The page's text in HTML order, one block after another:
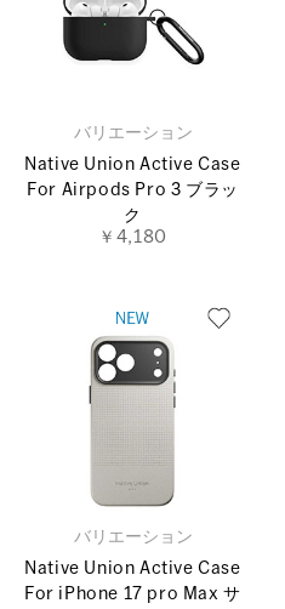
バリエーション
Native Union Active Case
For Airpods Pro 3 ブラッ
ク
￥4,180
バリエーション
Native Union Active Case
For iPhone 17 pro Max サ